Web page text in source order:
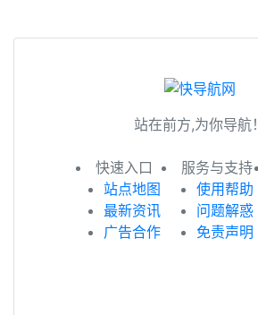
站在前方,为你导航！
快速入口
站点地图
最新资讯
广告合作
服务与支持
使用帮助
问题解惑
免责声明